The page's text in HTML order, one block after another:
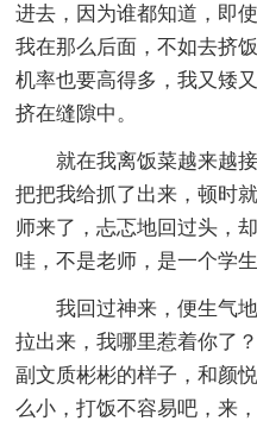
进去，因为谁都知道，即
我在那么后面，不如去挤
机率也要高得多，我又矮
挤在缝隙中。
就在我离饭菜越来越接
把把我给抓了出来，顿时
师来了，忐忑地回过头，
哇，不是老师，是一个学
我回过神来，便生气地
拉出来，我哪里惹着你了
副文质彬彬的样子，和颜
么小，打饭不容易吧，来